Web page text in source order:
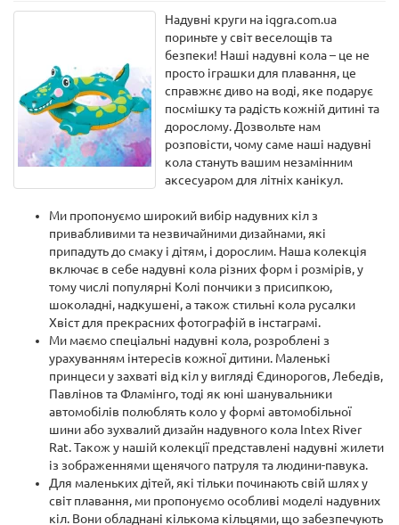
Надувні круги на iqgra.com.ua
пориньте у світ веселощів та
безпеки! Наші надувні кола – це не
просто іграшки для плавання, це
справжнє диво на воді, яке подарує
посмішку та радість кожній дитині та
дорослому. Дозвольте нам
розповісти, чому саме наші надувні
кола стануть вашим незамінним
аксесуаром для літніх канікул.
Ми пропонуємо широкий вибір надувних кіл з
привабливими та незвичайними дизайнами, які
припадуть до смаку і дітям, і дорослим. Наша колекція
включає в себе надувні кола різних форм і розмірів, у
тому числі популярні Колі пончики з присипкою,
шоколадні, надкушені, а також стильні кола русалки
Хвіст для прекрасних фотографій в інстаграмі.
Ми маємо спеціальні надувні кола, розроблені з
урахуванням інтересів кожної дитини. Маленькі
принцеси у захваті від кіл у вигляді Єдинорогов, Лебедів,
Павлінов та Фламінго, тоді як юні шанувальники
автомобілів полюблять коло у формі автомобільної
шини або зухвалий дизайн надувного кола Intex River
Rat. Також у нашій колекції представлені надувні жилети
із зображеннями щенячого патруля та людини-павука.
Для маленьких дітей, які тільки починають свій шлях у
світ плавання, ми пропонуємо особливі моделі надувних
кіл. Вони обладнані кількома кільцями, що забезпечують